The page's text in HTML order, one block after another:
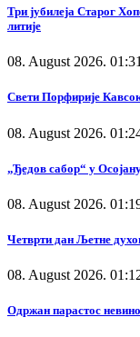
Три јубилеја Старог
литије
08. August 2026. 01:31
Свети Порфирије
08. August 2026.
„Ђедов сабор“ у
08. August 2026.
Четврти дан Љетне
08. August 2026.
Одржан парастос